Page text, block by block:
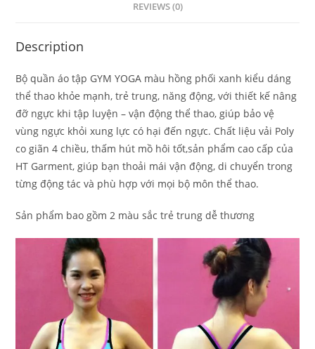
REVIEWS (0)
Description
Bộ quần áo tập GYM YOGA màu hồng phối xanh kiểu dáng
thể thao khỏe mạnh, trẻ trung, năng động, với thiết kế nâng
đỡ ngực khi tập luyện – vận động thể thao, giúp bảo vệ
vùng ngực khỏi xung lực có hại đến ngực. Chất liệu vải Poly
co giãn 4 chiều, thấm hút mồ hôi tốt,sản phẩm cao cấp của
HT Garment, giúp bạn thoải mái vận động, di chuyển trong
từng động tác và phù hợp với mọi bộ môn thể thao.
Sản phẩm bao gồm 2 màu sắc trẻ trung dễ thương